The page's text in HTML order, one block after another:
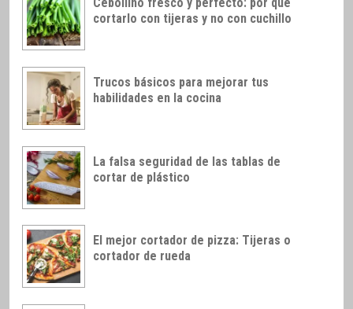
cortarlo con tijeras y no con cuchillo
Trucos básicos para mejorar tus
habilidades en la cocina
La falsa seguridad de las tablas de
cortar de plástico
El mejor cortador de pizza: Tijeras o
cortador de rueda